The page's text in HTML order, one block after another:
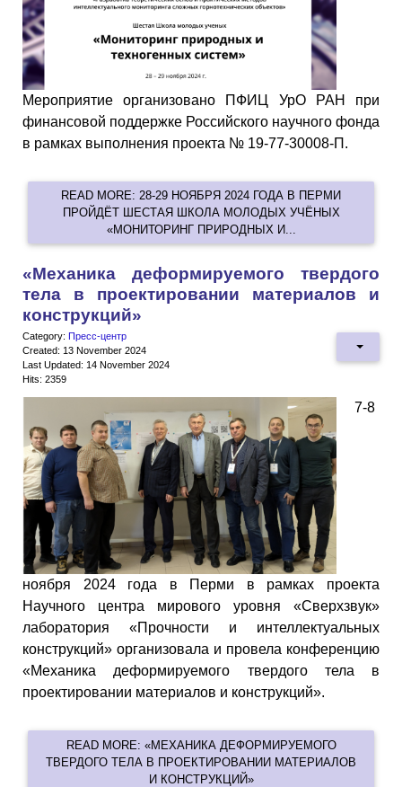
Мероприятие организовано ПФИЦ УрО РАН при
финансовой поддержке Российского научного фонда
в рамках выполнения проекта № 19-77-30008-П.
READ MORE: 28-29 НОЯБРЯ 2024 ГОДА В ПЕРМИ
ПРОЙДЁТ ШЕСТАЯ ШКОЛА МОЛОДЫХ УЧЁНЫХ
«МОНИТОРИНГ ПРИРОДНЫХ И...
«Механика деформируемого твердого
тела в проектировании материалов и
конструкций»
Category: Пресс-центр
Created: 13 November 2024
Last Updated: 14 November 2024
Hits: 2359
7-8
ноября 2024 года в Перми в рамках проекта
Научного центра мирового уровня «Сверхзвук»
лаборатория «Прочности и интеллектуальных
конструкций» организовала и провела конференцию
«Механика деформируемого твердого тела в
проектировании материалов и конструкций».
READ MORE: «МЕХАНИКА ДЕФОРМИРУЕМОГО
ТВЕРДОГО ТЕЛА В ПРОЕКТИРОВАНИИ МАТЕРИАЛОВ
И КОНСТРУКЦИЙ»